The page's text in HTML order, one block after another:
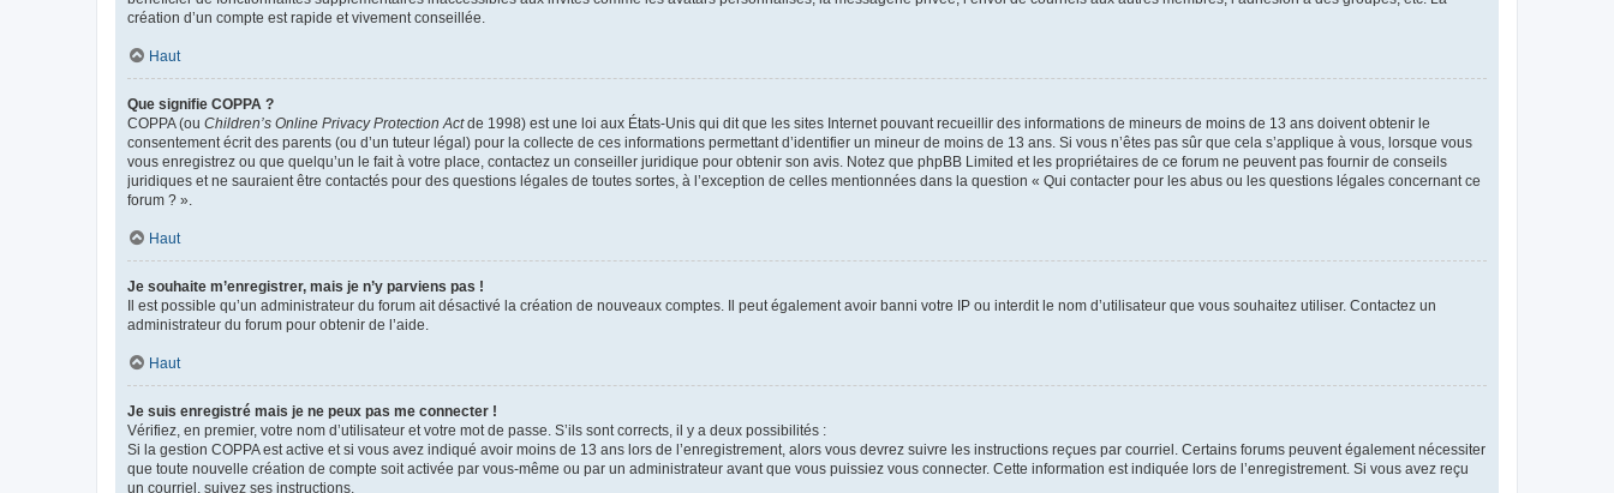
création d’un compte est rapide et vivement conseillée.
Haut
Que signifie COPPA ?
COPPA (ou Children’s Online Privacy Protection Actde 1998) est une loi aux États-Unis qui dit que les sites Internet pouvant recueillir des informations de mineurs de moins de 13 ans doivent obtenir le
consentement écrit des parents (ou d’un tuteur légal) pour la collecte de ces informations permettant d’identifier un mineur de moins de 13 ans. Si vous n’êtes pas sûr que cela s’applique à vous, lorsque vous
vous enregistrez ou que quelqu’un le fait à votre place, contactez un conseiller juridique pour obtenir son avis. Notez que phpBB Limited et les propriétaires de ce forum ne peuvent pas fournir de conseils
juridiques et ne sauraient être contactés pour des questions légales de toutes sortes, à l’exception de celles mentionnées dans la question « Qui contacter pour les abus ou les questions légales concernant ce
forum ? ».
Haut
Je souhaite m’enregistrer, mais je n’y parviens pas !
Il est possible qu’un administrateur du forum ait désactivé la création de nouveaux comptes. Il peut également avoir banni votre IP ou interdit le nom d’utilisateur que vous souhaitez utiliser. Contactez un
administrateur du forum pour obtenir de l’aide.
Haut
Je suis enregistré mais je ne peux pas me connecter !
Vérifiez, en premier, votre nom d’utilisateur et votre mot de passe. S’ils sont corrects, il y a deux possibilités :
Si la gestion COPPA est active et si vous avez indiqué avoir moins de 13 ans lors de l’enregistrement, alors vous devrez suivre les instructions reçues par courriel. Certains forums peuvent également nécessiter
que toute nouvelle création de compte soit activée par vous-même ou par un administrateur avant que vous puissiez vous connecter. Cette information est indiquée lors de l’enregistrement. Si vous avez reçu
un courriel, suivez ses instructions.